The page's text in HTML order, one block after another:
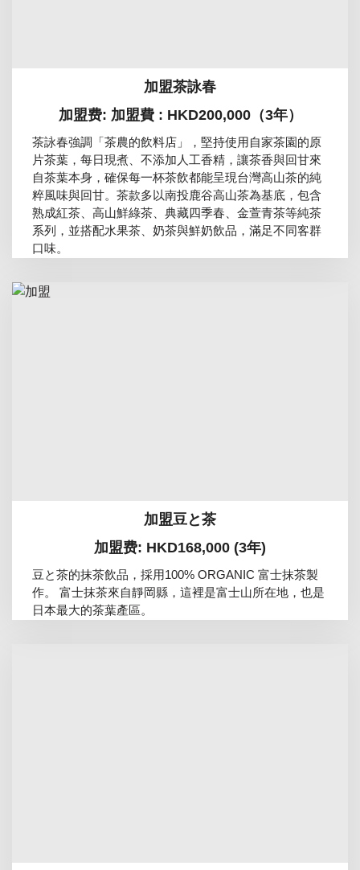
加盟茶詠春
加盟费: 加盟費 : HKD200,000（3年）
茶詠春強調「茶農的飲料店」，堅持使用自家茶園的原
片茶葉，每日現煮、不添加人工香精，讓茶香與回甘來
自茶葉本身，確保每一杯茶飲都能呈現台灣高山茶的純
粹風味與回甘。茶款多以南投鹿谷高山茶為基底，包含
熟成紅茶、高山鮮綠茶、典藏四季春、金萱青茶等純茶
系列，並搭配水果茶、奶茶與鮮奶飲品，滿足不同客群
口味。
加盟豆と茶
加盟费: HKD168,000 (3年)
豆と茶的抹茶飲品，採用100% ORGANIC 富士抹茶製
作。 富士抹茶來自靜岡縣，這裡是富士山所在地，也是
日本最大的茶葉產區。